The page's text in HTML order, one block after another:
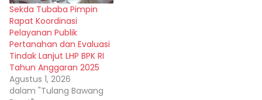
Sekda Tubaba Pimpin
Rapat Koordinasi
Pelayanan Publik
Pertanahan dan Evaluasi
Tindak Lanjut LHP BPK RI
Tahun Anggaran 2025
Agustus 1, 2026
dalam "Tulang Bawang